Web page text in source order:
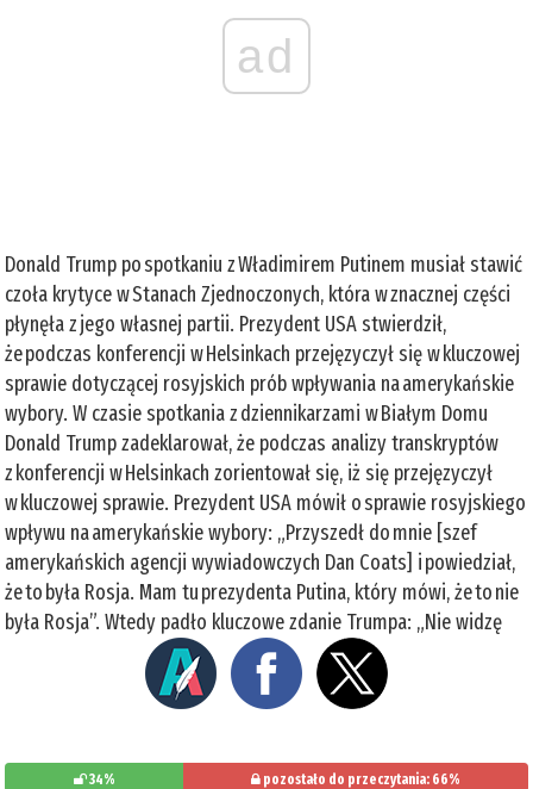
ad
Donald Trump po spotkaniu z Władimirem Putinem musiał stawić
czoła krytyce w Stanach Zjednoczonych, która w znacznej części
płynęła z jego własnej partii. Prezydent USA stwierdził,
że podczas konferencji w Helsinkach przejęzyczył się w kluczowej
sprawie dotyczącej rosyjskich prób wpływania na amerykańskie
wybory. W czasie spotkania z dziennikarzami w Białym Domu
Donald Trump zadeklarował, że podczas analizy transkryptów
z konferencji w Helsinkach zorientował się, iż się przejęzyczył
w kluczowej sprawie. Prezydent USA mówił o sprawie rosyjskiego
wpływu na amerykańskie wybory: „Przyszedł do mnie [szef
amerykańskich agencji wywiadowczych Dan Coats] i powiedział,
że to była Rosja. Mam tu prezydenta Putina, który mówi, że to nie
była Rosja”. Wtedy padło kluczowe zdanie Trumpa: „Nie widzę
34% pozostało do przeczytania: 66%